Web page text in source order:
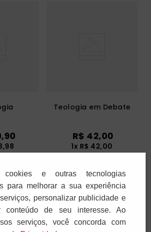
,90
,98
Teologia em Debate
R$ 42,00
1x R$ 42,00
Adicionar
cookies e outras tecnologias
para melhorar a sua experiência
personalizar publicidade e
conteúdo de seu interesse. Ao
serviços, você concorda com